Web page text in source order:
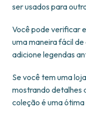
ser usados para
Você pode verificar
uma maneira fácil
adicione legendas
Se você tem uma
mostrando detalhes
coleção é uma